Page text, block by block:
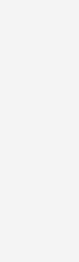
Absperrklappe
Wichtig für